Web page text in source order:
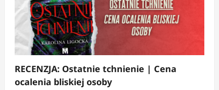
RECENZJA: Ostatnie tchnienie | Cena
ocalenia bliskiej osoby